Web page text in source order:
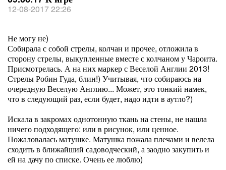
12-08-2017 22:26
Не могу не)
Собирала с собой стрелы, колчан и прочее, отложила в
сторону стрелы, выкупленные вместе с колчаном у Чароита.
Присмотрелась. А на них маркер с Веселой Англии 2013!
Стрелы Робин Гуда, блин!) Учитывая, что собираюсь на
очередную Веселую Англию... Может, это тонкий намек,
что в следующий раз, если будет, надо идти в аутло?)
Искала в закромах однотонную ткань на стены, не нашла
ничего подходящего: или в рисунок, или ценное.
Пожаловалась матушке. Матушка пожала плечами и велела
сходить в ближайший садоводческий, а заодно закупить и
ей на дачу по списке. Очень ее люблю)